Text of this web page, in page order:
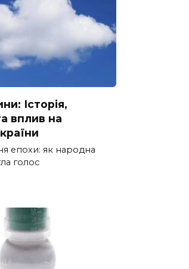
Історія,
вплив на
епохи: як народна
голос